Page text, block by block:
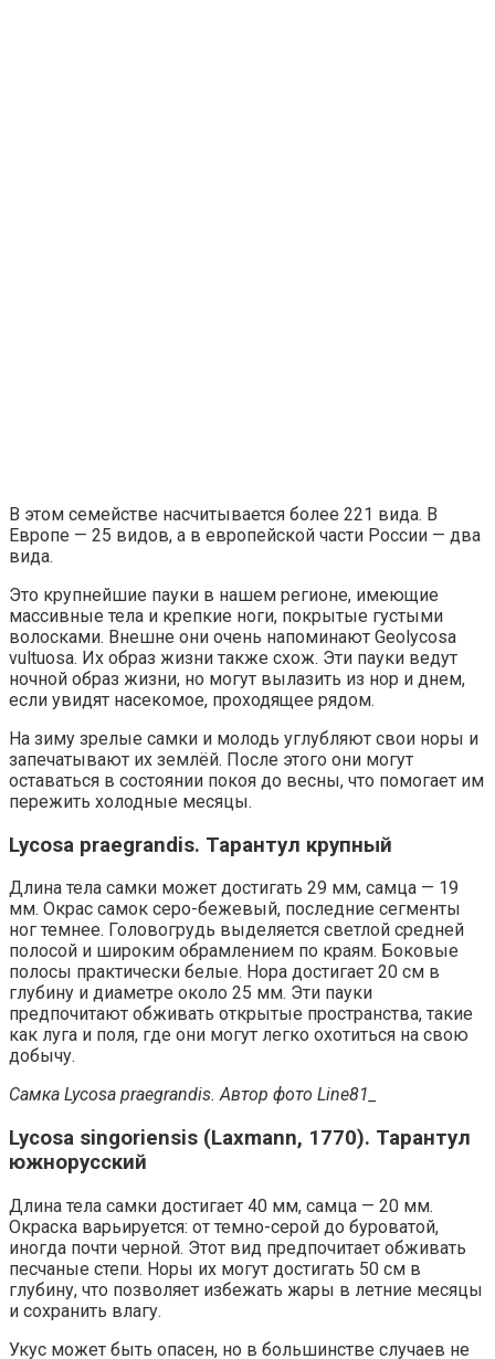
В этом семействе насчитывается более 221 вида. В
Европе — 25 видов, а в европейской части России — два
вида.
Это крупнейшие пауки в нашем регионе, имеющие
массивные тела и крепкие ноги, покрытые густыми
волосками. Внешне они очень напоминают Geolycosa
vultuosa. Их образ жизни также схож. Эти пауки ведут
ночной образ жизни, но могут вылазить из нор и днем,
если увидят насекомое, проходящее рядом.
На зиму зрелые самки и молодь углубляют свои норы и
запечатывают их землёй. После этого они могут
оставаться в состоянии покоя до весны, что помогает им
пережить холодные месяцы.
Lycosa praegrandis. Тарантул крупный
Длина тела самки может достигать 29 мм, самца — 19
мм. Окрас самок серо-бежевый, последние сегменты
ног темнее. Головогрудь выделяется светлой средней
полосой и широким обрамлением по краям. Боковые
полосы практически белые. Нора достигает 20 см в
глубину и диаметре около 25 мм. Эти пауки
предпочитают обживать открытые пространства, такие
как луга и поля, где они могут легко охотиться на свою
добычу.
Самка Lycosa praegrandis. Автор фото Line81_
Lycosa singoriensis (Laxmann, 1770). Тарантул
южнорусский
Длина тела самки достигает 40 мм, самца — 20 мм.
Окраска варьируется: от темно-серой до буроватой,
иногда почти черной. Этот вид предпочитает обживать
песчаные степи. Норы их могут достигать 50 см в
глубину, что позволяет избежать жары в летние месяцы
и сохранить влагу.
Укус может быть опасен, но в большинстве случаев не